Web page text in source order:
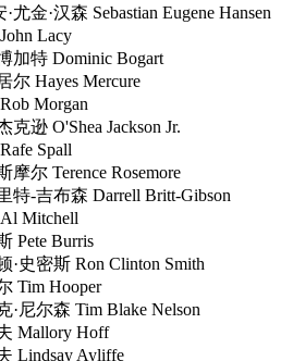
森 Sebastian Eugene Hansen
Lacy
Dominic Bogart
Mercure
Jackson Jr.
Spall
Rosemore
森 Darrell Britt-Gibson
Burris
Ron Clinton Smith
Hooper
Tim Blake Nelson
Hoff
Ayliffe